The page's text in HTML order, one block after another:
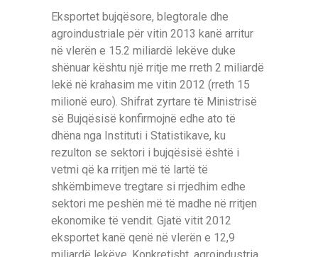
Eksportet bujqësore, blegtorale dhe
agroindustriale për vitin 2013 kanë arritur
në vlerën e 15.2 miliardë lekëve duke
shënuar kështu një rritje me rreth 2 miliardë
lekë në krahasim me vitin 2012 (rreth 15
milionë euro). Shifrat zyrtare të Ministrisë
së Bujqësisë konfirmojnë edhe ato të
dhëna nga Instituti i Statistikave, ku
rezulton se sektori i bujqësisë është i
vetmi që ka rritjen më të lartë të
shkëmbimeve tregtare si rrjedhim edhe
sektori me peshën më të madhe në rritjen
ekonomike të vendit. Gjatë vitit 2012
eksportet kanë qenë në vlerën e 12,9